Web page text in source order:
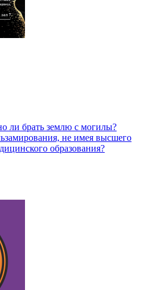
ли брать землю с могилы?
не имея высшего
образования?